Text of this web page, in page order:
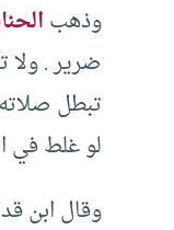
وذهب
ضرير . ولا
تبطل
لو غلط في
وقال ابن